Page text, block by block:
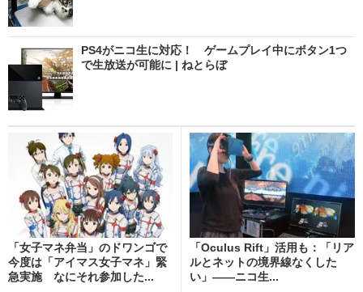
PS4がニコ生に対応！ ゲームプレイ中にボタン1つ
で生放送が可能に | ねとらぼ
「女子マネ弁当」のドワンゴで
今度は「アイマス女子マネ」緊
急実施 なにそれ参加した...
「Oculus Rift」活用も：「リア
ルとネットの境界線なくした
い」――ニコ生...